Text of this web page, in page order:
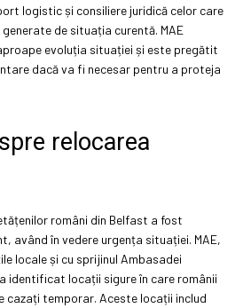
logistic și consiliere juridică celor care
de situația curentă. MAE
evoluția situației și este pregătit
dacă va fi necesar pentru a proteja
relocarea
români din Belfast a fost
având în vedere urgența situației. MAE,
locale și cu sprijinul Ambasadei
identificat locații sigure în care românii
temporar. Aceste locații includ